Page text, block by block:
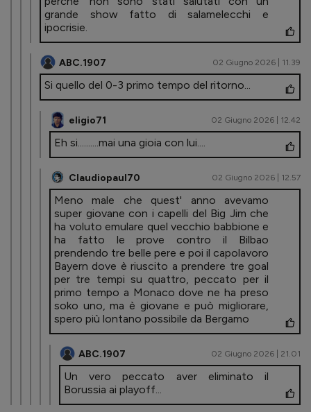
grande show fatto di salamelecchi e
ipocrisie.
ABC.1907 02 Giugno 2026 | 11.39
Si quello del 0-3 primo tempo del ritorno...
eligio71 02 Giugno 2026 | 12.42
Eh si..........mai una gioia con lui....
Claudiopaul70 02 Giugno 2026 | 12.57
Meno male che quest' anno avevamo
super giovane con i capelli del Big Jim che
ha voluto emulare quel vecchio babbione e
ha fatto le prove contro il Bilbao
prendendo tre belle pere e poi il capolavoro
Bayern dove è riuscito a prendere tre goal
per tre tempi su quattro, peccato per il
primo tempo a Monaco dove ne ha preso
soko uno, ma è giovane e può migliorare,
spero più lontano possibile da Bergamo
ABC.1907 02 Giugno 2026 | 21.01
Un vero peccato aver eliminato il
Borussia ai playoff...